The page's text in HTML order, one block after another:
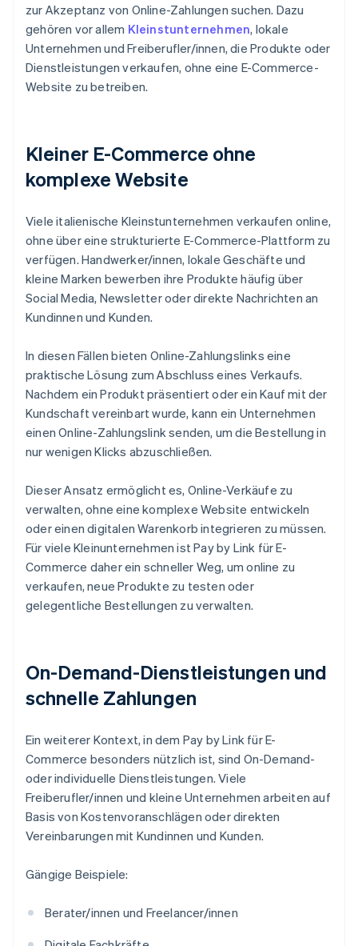
zur Akzeptanz von Online-Zahlungen suchen. Dazu
gehören vor allem Kleinstunternehmen, lokale
Unternehmen und Freiberufler/innen, die Produkte oder
Dienstleistungen verkaufen, ohne eine E-Commerce-
Website zu betreiben.
Kleiner E-Commerce ohne
komplexe Website
Viele italienische Kleinstunternehmen verkaufen online,
ohne über eine strukturierte E-Commerce-Plattform zu
verfügen. Handwerker/innen, lokale Geschäfte und
kleine Marken bewerben ihre Produkte häufig über
Social Media, Newsletter oder direkte Nachrichten an
Kundinnen und Kunden.
In diesen Fällen bieten Online-Zahlungslinks eine
praktische Lösung zum Abschluss eines Verkaufs.
Nachdem ein Produkt präsentiert oder ein Kauf mit der
Kundschaft vereinbart wurde, kann ein Unternehmen
einen Online-Zahlungslink senden, um die Bestellung in
nur wenigen Klicks abzuschließen.
Dieser Ansatz ermöglicht es, Online-Verkäufe zu
verwalten, ohne eine komplexe Website entwickeln
oder einen digitalen Warenkorb integrieren zu müssen.
Für viele Kleinunternehmen ist Pay by Link für E-
Commerce daher ein schneller Weg, um online zu
verkaufen, neue Produkte zu testen oder
gelegentliche Bestellungen zu verwalten.
On-Demand-Dienstleistungen und
schnelle Zahlungen
Ein weiterer Kontext, in dem Pay by Link für E-
Commerce besonders nützlich ist, sind On-Demand-
oder individuelle Dienstleistungen. Viele
Freiberufler/innen und kleine Unternehmen arbeiten auf
Basis von Kostenvoranschlägen oder direkten
Vereinbarungen mit Kundinnen und Kunden.
Gängige Beispiele:
Berater/innen und Freelancer/innen